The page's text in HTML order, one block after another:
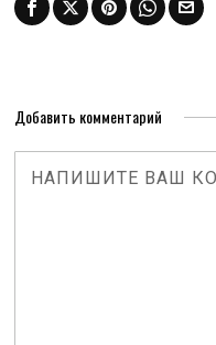
Добавить комментарий